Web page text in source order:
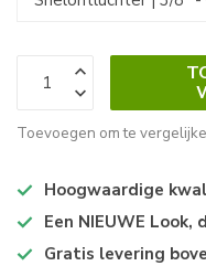
Toevoegen om te
Hoogwaardige
Een NIEUWE
Gratis levering